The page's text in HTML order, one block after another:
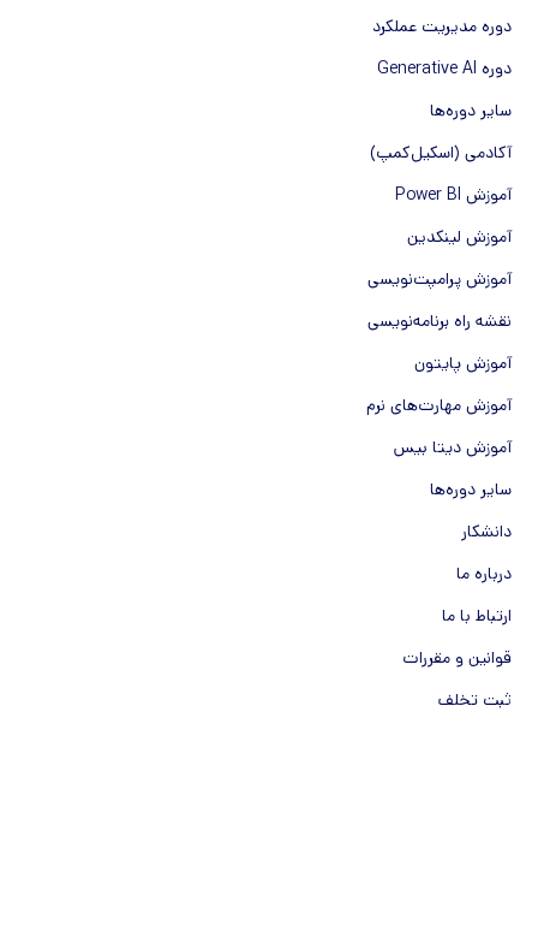
دوره مدیریت عملکرد
دوره Generative AI
سایر دوره‌ها
آکادمی (اسکیل‌کمپ)
آموزش Power BI
آموزش لینکدین
آموزش پرامپت‌نویسی
نقشه راه برنامه‌نویسی
آموزش پایتون
آموزش مهارت‌های نرم
آموزش دیتا بیس
سایر دوره‌ها
دانشکار
درباره ما
ارتباط با ما
قوانین و مقررات
ثبت تخلف